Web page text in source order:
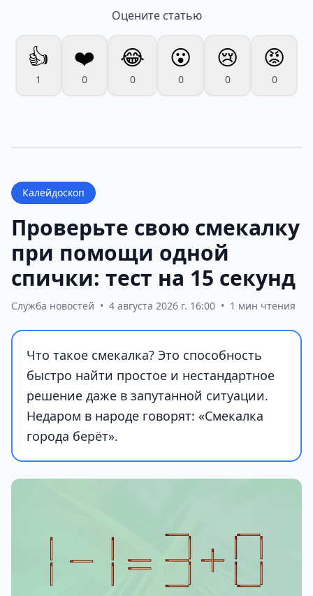
Оцените статью
👍
1
❤️
0
😂
0
😮
0
😢
0
😡
0
Калейдоскоп
Проверьте свою смекалку
при помощи одной
спички: тест на 15 секунд
Служба новостей • 4 августа 2026 г. 16:00 • 1 мин чтения
Что такое смекалка? Это способность
быстро найти простое и нестандартное
решение даже в запутанной ситуации.
Недаром в народе говорят: «Смекалка
города берёт».